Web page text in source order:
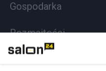
Gospodarka
Rozmaitości